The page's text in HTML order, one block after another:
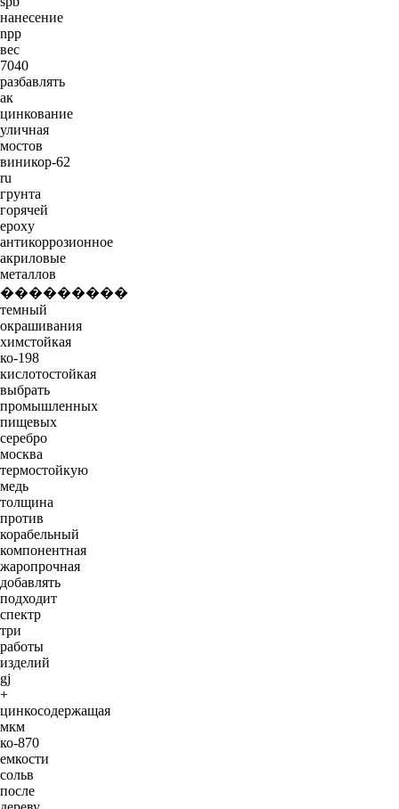
нанесение
npp
вес
7040
разбавлять
ак
цинкование
уличная
мостов
виникор-62
ru
грунта
горячей
epoxy
антикоррозионное
акриловые
металлов
���������
темный
окрашивания
химстойкая
ко-198
кислотостойкая
выбрать
промышленных
пищевых
серебро
москва
термостойкую
медь
толщина
против
корабельный
компонентная
жаропрочная
добавлять
подходит
спектр
три
работы
изделий
gj
+
цинкосодержащая
мкм
ко-870
емкости
сольв
после